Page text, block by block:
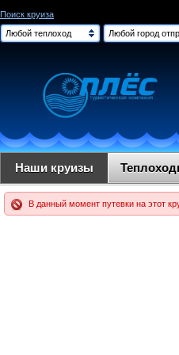
Поиск круиза
Любой теплоход
Любой город отпр.
Наши круизы
В данный момент путевки на этот